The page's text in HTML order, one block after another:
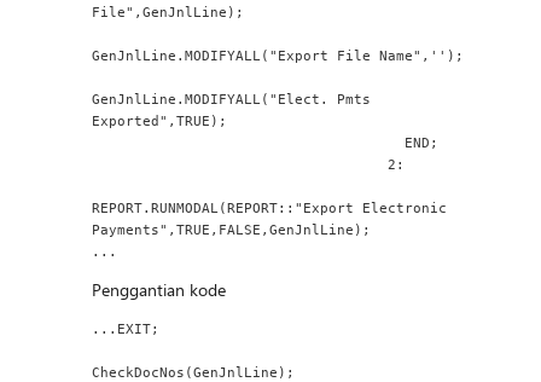
File",GenJnlLine);
GenJnlLine.MODIFYALL("Export File Name",'');
GenJnlLine.MODIFYALL("Elect. Pmts
Exported",TRUE);
                                     END;
                                   2:
REPORT.RUNMODAL(REPORT::"Export Electronic
Payments",TRUE,FALSE,GenJnlLine);
...
Penggantian kode
...EXIT;
CheckDocNos(GenJnlLine);